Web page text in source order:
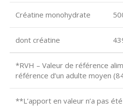
Créatine monohydrate
dont créatine
*RVH – Valeur de référence
référence d’un adulte moyen
**L’apport en valeur n’a pas